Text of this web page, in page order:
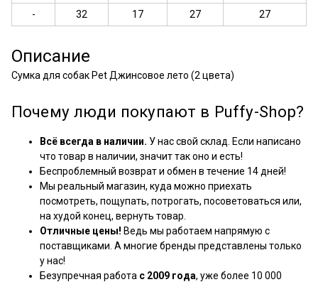
-
32 17 27 27
Описание
Сумка для собак Pet Джинсовое лето (2 цвета)
Почему люди покупают в Puffy-Shop?
Всё всегда в наличии. У нас свой склад. Если написано
что товар в наличии, значит так оно и есть!
Беспроблемный возврат и обмен в течение 14 дней!
Мы реальный магазин, куда можно приехать
посмотреть, пощупать, потрогать, посоветоваться или,
на худой конец, вернуть товар.
Отличные цены! Ведь мы работаем напрямую с
поставщиками. А многие бренды представлены только
у нас!
Безупречная работа с 2009 года, уже более 10 000